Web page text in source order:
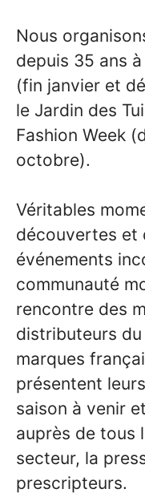
Nous
depuis 35 ans
(fin janvier et
le Jardin des
Fashion Week
octobre).
Véritables
découvertes et
événements
communauté
rencontre des
distributeurs
marques
présentent
saison à venir
auprès de tous
secteur, la
prescripteurs.